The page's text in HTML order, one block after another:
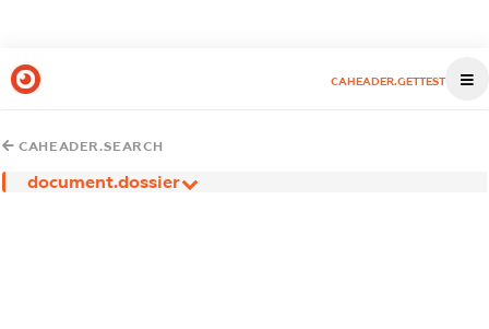
CAHEADER.GETTEST
CAHEADER.SEARCH
document.dossier